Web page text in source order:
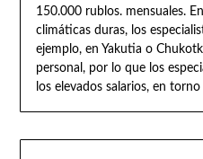
150.000 rublos. mensuales.
climáticas duras, los
ejemplo, en Yakutia o
personal, por lo que los
los elevados salarios, en